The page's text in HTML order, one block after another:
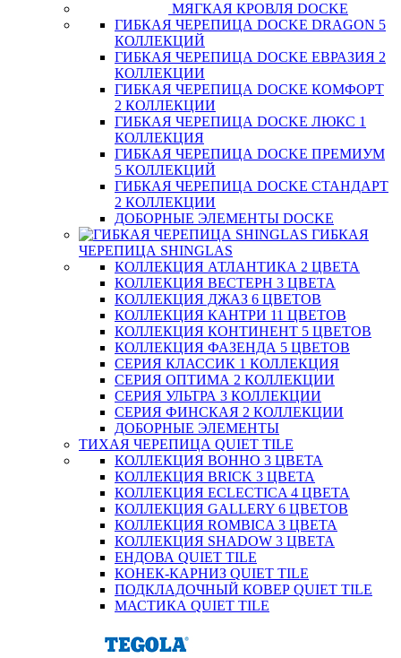
МЯГКАЯ КРОВЛЯ DOCKE
ГИБКАЯ ЧЕРЕПИЦА DOCKE DRAGON 5
КОЛЛЕКЦИЙ
ГИБКАЯ ЧЕРЕПИЦА DOCKE ЕВРАЗИЯ 2
КОЛЛЕКЦИИ
ГИБКАЯ ЧЕРЕПИЦА DOCKE КОМФОРТ
2 КОЛЛЕКЦИИ
ГИБКАЯ ЧЕРЕПИЦА DOCKE ЛЮКС 1
КОЛЛЕКЦИЯ
ГИБКАЯ ЧЕРЕПИЦА DOCKE ПРЕМИУМ
5 КОЛЛЕКЦИЙ
ГИБКАЯ ЧЕРЕПИЦА DOCKE СТАНДАРТ
2 КОЛЛЕКЦИИ
ДОБОРНЫЕ ЭЛЕМЕНТЫ DOCKE
ГИБКАЯ
ЧЕРЕПИЦА SHINGLAS
КОЛЛЕКЦИЯ АТЛАНТИКА 2 ЦВЕТА
КОЛЛЕКЦИЯ ВЕСТЕРН 3 ЦВЕТА
КОЛЛЕКЦИЯ ДЖАЗ 6 ЦВЕТОВ
КОЛЛЕКЦИЯ КАНТРИ 11 ЦВЕТОВ
КОЛЛЕКЦИЯ КОНТИНЕНТ 5 ЦВЕТОВ
КОЛЛЕКЦИЯ ФАЗЕНДА 5 ЦВЕТОВ
СЕРИЯ КЛАССИК 1 КОЛЛЕКЦИЯ
СЕРИЯ ОПТИМА 2 КОЛЛЕКЦИИ
СЕРИЯ УЛЬТРА 3 КОЛЛЕКЦИИ
СЕРИЯ ФИНСКАЯ 2 КОЛЛЕКЦИИ
ДОБОРНЫЕ ЭЛЕМЕНТЫ
ТИХАЯ ЧЕРЕПИЦА QUIET TILE
КОЛЛЕКЦИЯ BOHHO 3 ЦВЕТА
КОЛЛЕКЦИЯ BRICK 3 ЦВЕТА
КОЛЛЕКЦИЯ ECLECTICA 4 ЦВЕТА
КОЛЛЕКЦИЯ GALLERY 6 ЦВЕТОВ
КОЛЛЕКЦИЯ ROMBICA 3 ЦВЕТА
КОЛЛЕКЦИЯ SHADOW 3 ЦВЕТА
ЕНДОВА QUIET TILE
КОНЕК-КАРНИЗ QUIET TILE
ПОДКЛАДОЧНЫЙ КОВЕР QUIET TILE
МАСТИКА QUIET TILE